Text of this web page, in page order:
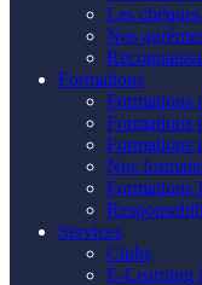
Les
Nos
Formations
Formations
Formations
Formations
Nos
Formations
Services
Clubs
E-Learning